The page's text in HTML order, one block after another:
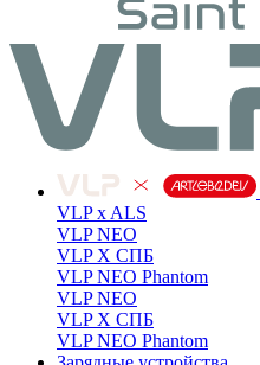
VLP x ALS
VLP NEO
VLP X СПБ
VLP NEO Phantom
VLP NEO
VLP X СПБ
VLP NEO Phantom